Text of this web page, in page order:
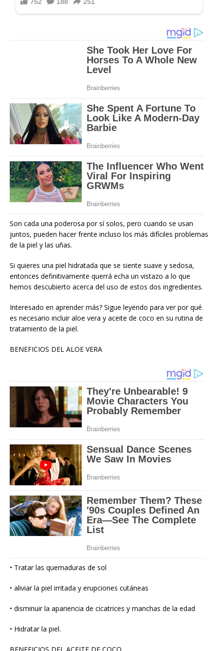
Son cada una poderosa por sí solos, pero cuando se usan
juntos, pueden hacer frente incluso los más difíciles problemas
de la piel y las uñas.
Si quieres una piel hidratada que se siente suave y sedosa,
entonces definitivamente querrá echa un vistazo a lo que
hemos descubierto acerca del uso de estos dos ingredientes.
Interesado en aprender más? Sigue leyendo para ver por qué
es necesario incluir aloe vera y aceite de coco en su rutina de
tratamiento de la piel.
BENEFICIOS DEL ALOE VERA
• Tratar las quemaduras de sol
• aliviar la piel irritada y erupciones cutáneas
• disminuir la apariencia de cicatrices y manchas de la edad
• Hidratar la piel.
BENEFICIOS DEL ACEITE DE COCO